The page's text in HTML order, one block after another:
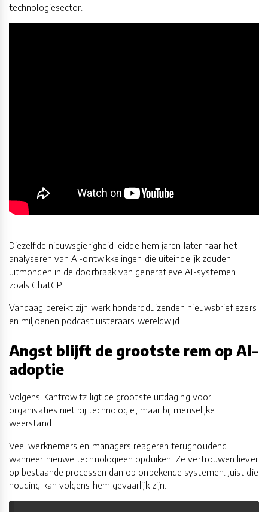
technologiesector.
Diezelfde nieuwsgierigheid leidde hem jaren later naar het
analyseren van AI-ontwikkelingen die uiteindelijk zouden
uitmonden in de doorbraak van generatieve AI-systemen
zoals ChatGPT.
Vandaag bereikt zijn werk honderdduizenden nieuwsbrieflezers
en miljoenen podcastluisteraars wereldwijd.
Angst blijft de grootste rem op AI-
adoptie
Volgens Kantrowitz ligt de grootste uitdaging voor
organisaties niet bij technologie, maar bij menselijke
weerstand.
Veel werknemers en managers reageren terughoudend
wanneer nieuwe technologieën opduiken. Ze vertrouwen liever
op bestaande processen dan op onbekende systemen. Juist die
houding kan volgens hem gevaarlijk zijn.